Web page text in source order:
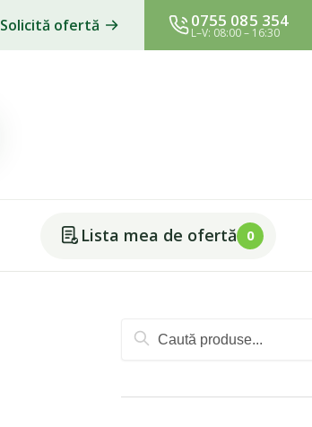
Solicită ofertă 0755 085 354
L–V: 08:00 – 16:30
Lista mea de ofertă 0
Caută